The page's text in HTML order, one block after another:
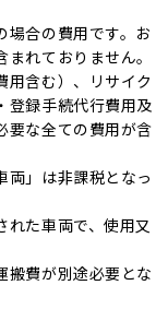
オートライト
4WD
合の費用です。お
れておりません。
含む）、リサイク
登録手続代行費用及
要な全ての費用が含
」は非課税となっ
た車両で、使用又
費が別途必要とな